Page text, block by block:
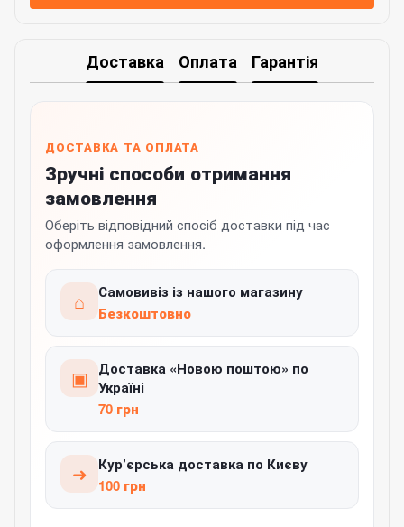
Доставка Оплата Гарантія
ДОСТАВКА ТА ОПЛАТА
Зручні способи отримання
замовлення
Оберіть відповідний спосіб доставки під час
оформлення замовлення.
⌂
Самовивіз із нашого магазину
Безкоштовно
▣
Доставка «Новою поштою» по
Україні
70 грн
➜
Кур’єрська доставка по Києву
100 грн